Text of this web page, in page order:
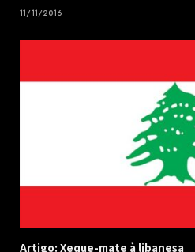
11/11/2016
Artigo: Xeque-mate à libanesa